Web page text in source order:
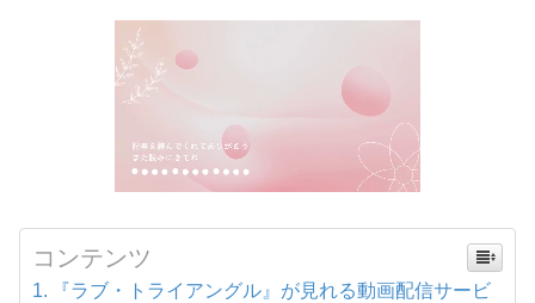
コンテンツ
『ラブ・トライアングル』が見れる動画配信サービ